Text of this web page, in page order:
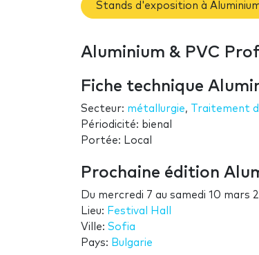
Stands d'exposition à
Aluminium & PVC
Fiche technique
Secteur: métallurgie, Traitement
Périodicité: bienal
Portée: Local
Prochaine édition
Du mercredi 7 au samedi 10 mars
Lieu: Festival Hall
Ville: Sofia
Pays: Bulgarie